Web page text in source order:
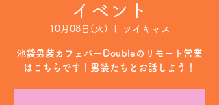
イベント
10月08日(火) ツイキャス
池袋男装カフェバーDoubleのリモート営業
はこちらです！男装たちとお話しよう！